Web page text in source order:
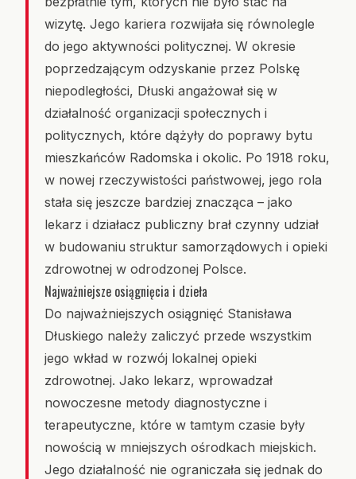
wizytę. Jego kariera rozwijała się równolegle
do jego aktywności politycznej. W okresie
poprzedzającym odzyskanie przez Polskę
niepodległości, Dłuski angażował się w
działalność organizacji społecznych i
politycznych, które dążyły do poprawy bytu
mieszkańców Radomska i okolic. Po 1918 roku,
w nowej rzeczywistości państwowej, jego rola
stała się jeszcze bardziej znacząca – jako
lekarz i działacz publiczny brał czynny udział
w budowaniu struktur samorządowych i opieki
zdrowotnej w odrodzonej Polsce.
Najważniejsze osiągnięcia i dzieła
Do najważniejszych osiągnięć Stanisława
Dłuskiego należy zaliczyć przede wszystkim
jego wkład w rozwój lokalnej opieki
zdrowotnej. Jako lekarz, wprowadzał
nowoczesne metody diagnostyczne i
terapeutyczne, które w tamtym czasie były
nowością w mniejszych ośrodkach miejskich.
Jego działalność nie ograniczała się jednak do